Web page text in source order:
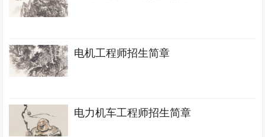
电机工程师招生简章
电力机车工程师招生简章